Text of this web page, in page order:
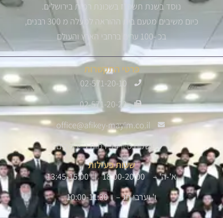
נוסד בשנת תשס"ז בשכונת רמות בירושלים.
כיום משיבים מטעם בית ההוראה למעלה מ 300 רבנים,
בכ -100 ערים ברחבי הארץ והעולם
פרטי התקשרות
02-571-20-10
02-571-20-22
office@afikey-mayim.co.il
שלום סיון 14, רמות ג' ירושלים
שעות פעילות
א'-ה' – 18:00-20:00 | 13:45-15:00
ו' וערבי חג – 10:00-11:30